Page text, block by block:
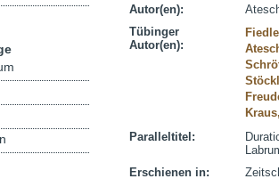
Autor(en):
Tübinger
Autor(en):
Paralleltitel:
Erschienen in: